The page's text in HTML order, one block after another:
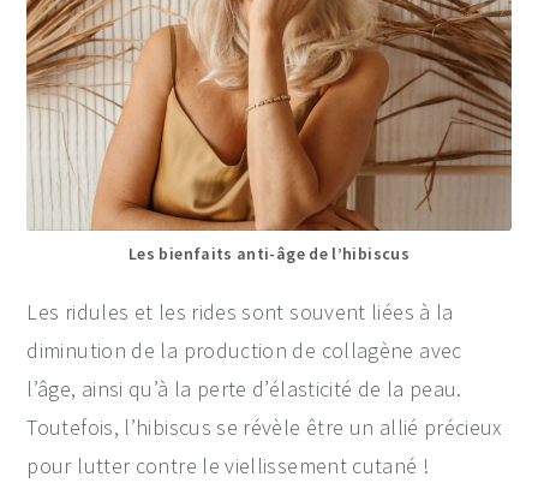
Les bienfaits anti-âge de l’hibiscus
Les ridules et les rides sont souvent liées à la
diminution de la production de collagène avec
l’âge, ainsi qu’à la perte d’élasticité de la peau.
Toutefois, l’hibiscus se révèle être un allié précieux
pour lutter contre le viellissement cutané !